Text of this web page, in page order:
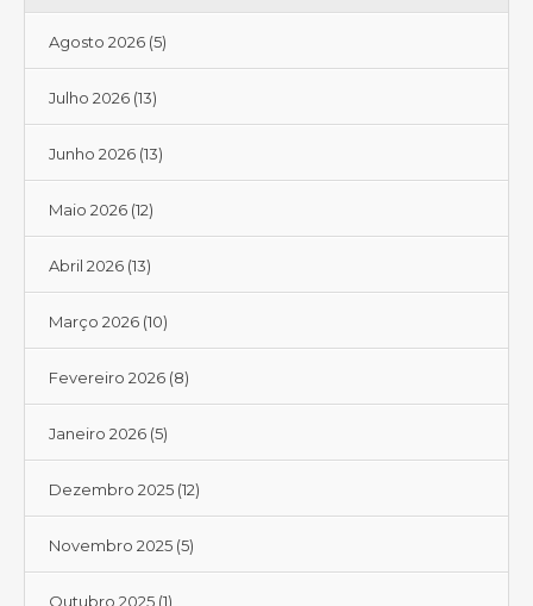
Agosto 2026 (5)
Julho 2026 (13)
Junho 2026 (13)
Maio 2026 (12)
Abril 2026 (13)
Março 2026 (10)
Fevereiro 2026 (8)
Janeiro 2026 (5)
Dezembro 2025 (12)
Novembro 2025 (5)
Outubro 2025 (1)